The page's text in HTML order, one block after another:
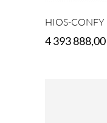
HIOS-CONFY
4 393 888,00